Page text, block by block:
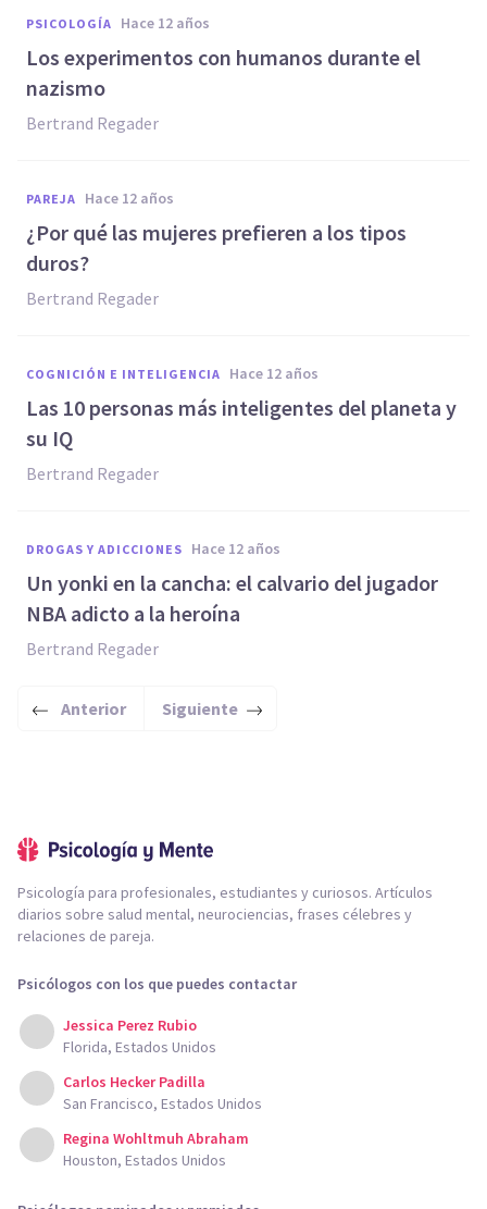
PSICOLOGÍA hace 12 años
Los experimentos con humanos durante el
nazismo
Bertrand Regader
PAREJA hace 12 años
¿Por qué las mujeres prefieren a los tipos
duros?
Bertrand Regader
COGNICIÓN E INTELIGENCIA hace 12 años
Las 10 personas más inteligentes del planeta y
su IQ
Bertrand Regader
DROGAS Y ADICCIONES hace 12 años
Un yonki en la cancha: el calvario del jugador
NBA adicto a la heroína
Bertrand Regader
Anterior Siguiente
Psicología para profesionales, estudiantes y curiosos. Artículos
diarios sobre salud mental, neurociencias, frases célebres y
relaciones de pareja.
Psicólogos con los que puedes contactar
Jessica Perez Rubio
Florida, Estados Unidos
Carlos Hecker Padilla
San Francisco, Estados Unidos
Regina Wohltmuh Abraham
Houston, Estados Unidos